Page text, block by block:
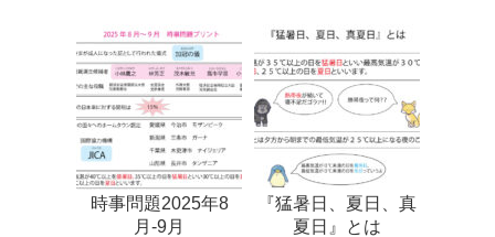
時事問題2025年8
月-9月
『猛暑日、夏日、真
夏日』とは